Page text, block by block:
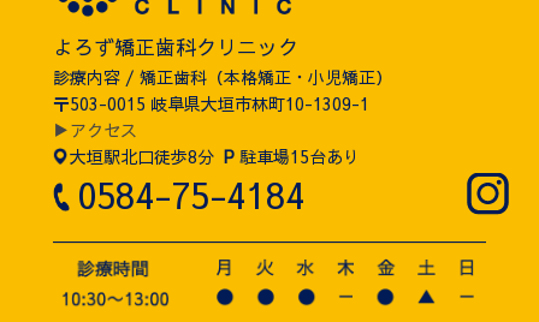
よろず矯正歯科クリニック
診療内容 / 矯正歯科（本格矯正・小児矯正）
〒503-0015 岐阜県大垣市林町10-1309-1
▶アクセス
大垣駅北口徒歩8分 P 駐車場15台あり
0584-75-4184